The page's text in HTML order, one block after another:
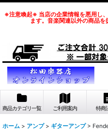
※注意喚起※ 当店の企業情報を悪用し
ます。音楽関連以外の商品を
商品カテゴリ一覧 ご利用案内 特商
ホーム > アンプ > ギターアンプ >